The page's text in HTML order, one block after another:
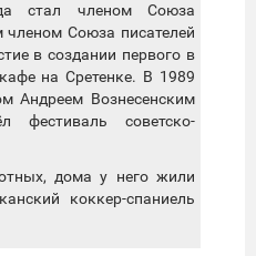
стал членом Союза
членом Союза писателей
в создании первого в
на Сретенке. В 1989
Андреем Вознесенским
фестиваль советско-
дома у него жили
коккер-спаниель